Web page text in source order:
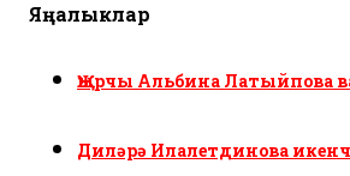
Яңалыклар
Җырчы Альбина Латыйпова
Диләрә Илалетдинова